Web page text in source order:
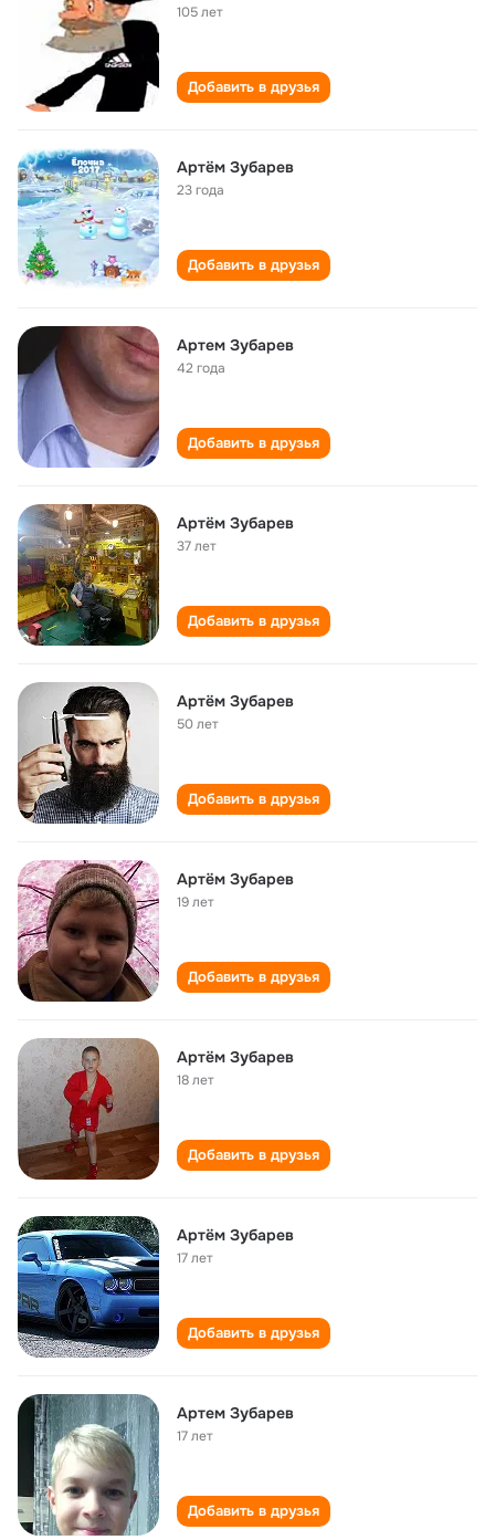
105 лет
Добавить в друзья
Артём Зубарев
23 года
Добавить в друзья
Артем Зубарев
42 года
Добавить в друзья
Артём Зубарев
37 лет
Добавить в друзья
Артём Зубарев
50 лет
Добавить в друзья
Артём Зубарев
19 лет
Добавить в друзья
Артём Зубарев
18 лет
Добавить в друзья
Артём Зубарев
17 лет
Добавить в друзья
Артем Зубарев
17 лет
Добавить в друзья